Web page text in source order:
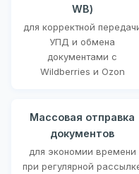
WB)
для корректной
УПД и обмена
документами с
Wildberries и Ozon
Массовая отправка
документов
для экономии времени
при регулярной